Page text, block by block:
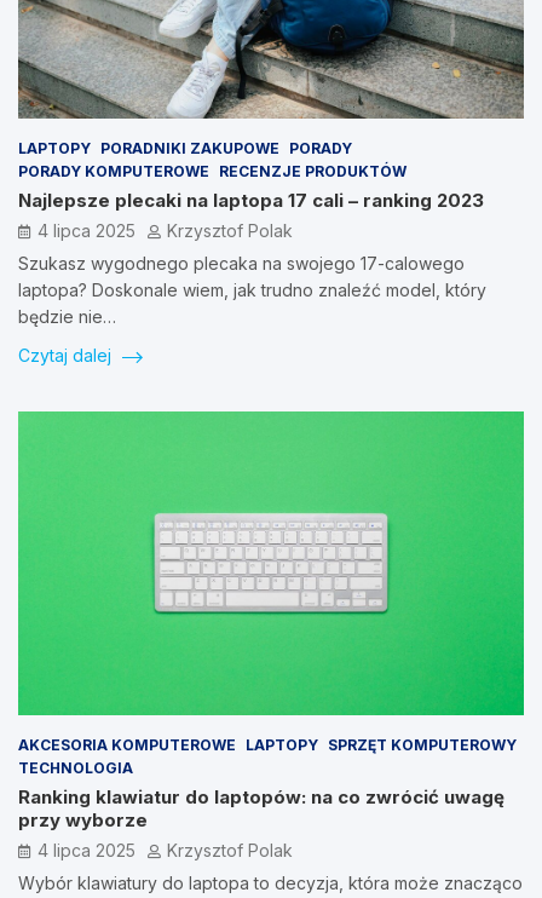
LAPTOPY PORADNIKI ZAKUPOWE
PORADY
PORADY KOMPUTEROWE
RECENZJE PRODUKTÓW
Najlepsze plecaki na laptopa 17 cali – ranking 2023
4 lipca 2025
Krzysztof Polak
Szukasz wygodnego plecaka na swojego 17-calowego
laptopa? Doskonale wiem, jak trudno znaleźć model, który
będzie nie…
Czytaj dalej
AKCESORIA KOMPUTEROWE LAPTOPY SPRZĘT KOMPUTEROWY
TECHNOLOGIA
Ranking klawiatur do laptopów: na co zwrócić uwagę
przy wyborze
4 lipca 2025
Krzysztof Polak
Wybór klawiatury do laptopa to decyzja, która może znacząco